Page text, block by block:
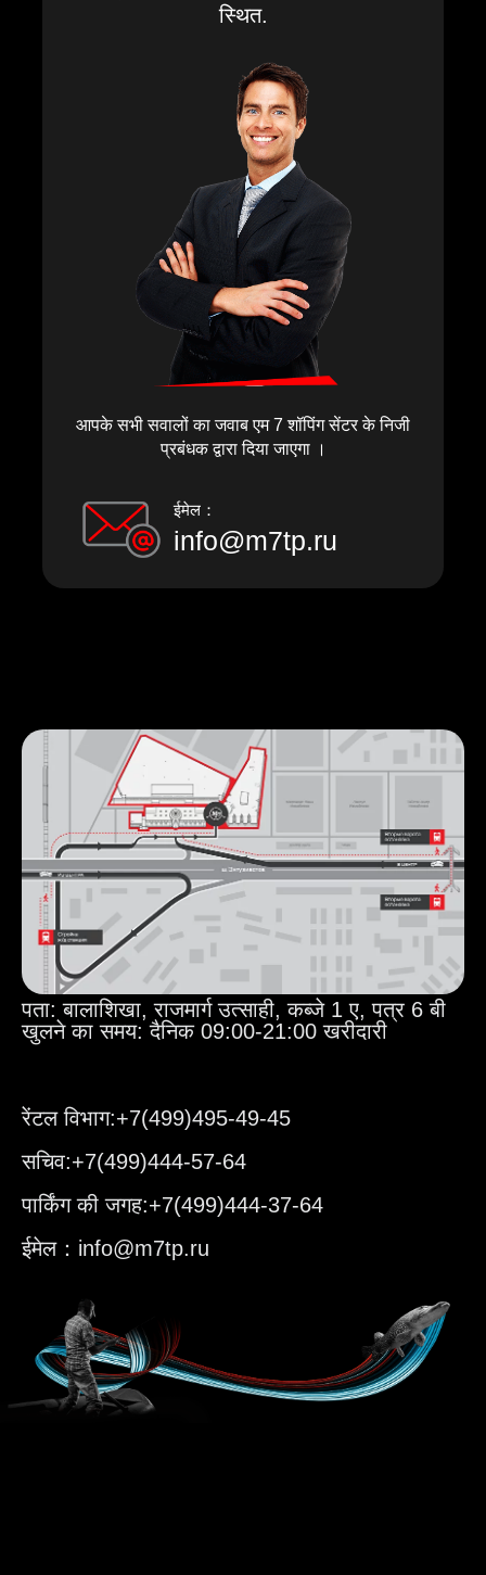
आपके सभी सवालों का जवाब एम 7 शॉपिंग सेंटर के निजी
प्रबंधक द्वारा दिया जाएगा ।
स्थित.
info@m7tp.ru
ईमेल：
पता: बालाशिखा, राजमार्ग उत्साही, कब्जे 1 ए, पत्र 6 बी
खुलने का समय: दैनिक 09:00-21:00 खरीदारी
रेंटल विभाग:+7(499)495-49-45
सचिव:+7(499)444-57-64
पार्किंग की जगह:+7(499)444-37-64
ईमेल：info@m7tp.ru